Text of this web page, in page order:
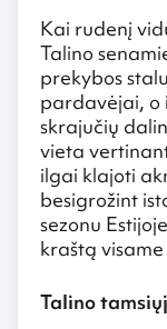
Kai rudenį
Talino
prekybos
pardavėjai, o
skrajučių
vieta
ilgai klajoti
besigrožint
sezonu
kraštą
Talino